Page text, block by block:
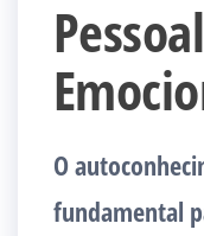
O
fundamental